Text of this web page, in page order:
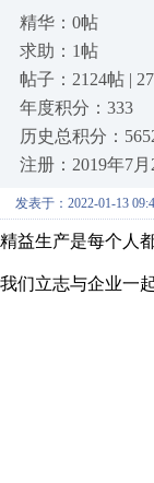
精华：0帖
求助：1帖
帖子：2124帖 |
年度积分：333
历史总积分：
注册：2019年7月
发表于：2022-01-13
精益生产是每个人
我们立志与企业一